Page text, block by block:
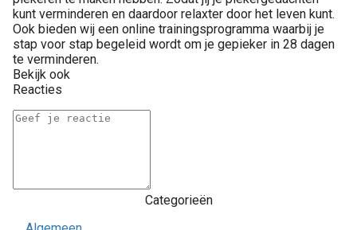
kunt verminderen en daardoor relaxter door het leven kunt.
Ook bieden wij een online trainingsprogramma waarbij je
stap voor stap begeleid wordt om je gepieker in 28 dagen
te verminderen.
Bekijk ook
Reacties
Categorieën